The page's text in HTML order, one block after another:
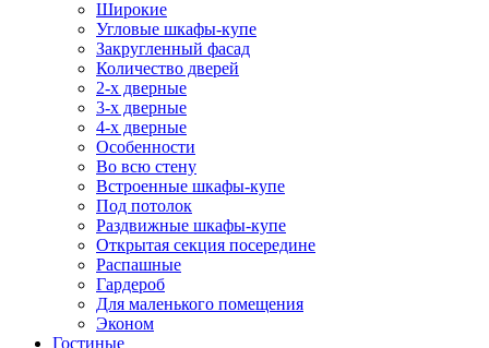
Широкие
Угловые шкафы-купе
Закругленный фасад
Количество дверей
2-х дверные
3-х дверные
4-х дверные
Особенности
Во всю стену
Встроенные шкафы-купе
Под потолок
Раздвижные шкафы-купе
Открытая секция посередине
Распашные
Гардероб
Для маленького помещения
Эконом
Гостиные